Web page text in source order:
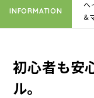
INFORMATION
ヘ
＆
初心者も安
ル。